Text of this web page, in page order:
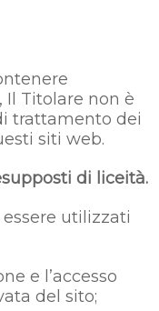
Titolare non è
trattamento dei
siti web.
di liceità.
utilizzati
e l’accesso
del sito;